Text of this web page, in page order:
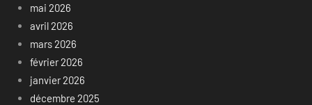
mai 2026
avril 2026
mars 2026
février 2026
janvier 2026
décembre 2025